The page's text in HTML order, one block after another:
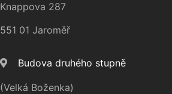
Knappova 287
551 01 Jaroměř
Budova druhého stupně
(Velká Boženka)